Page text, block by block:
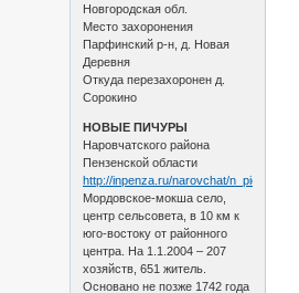
Новгородская обл.
Место захоронения
Парфинский р-н, д. Новая
Деревня
Откуда перезахоронен д.
Сорокино
НОВЫЕ ПИЧУРЫ
Наровчатского района
Пензенской области
http://inpenza.ru/narovchat/
Mордовское-мокша село,
центр сельсовета, в 10 км к
юго-востоку от районного
центра. На 1.1.2004 – 207
хозяйств, 651 житель.
Основано не позже 1742 года